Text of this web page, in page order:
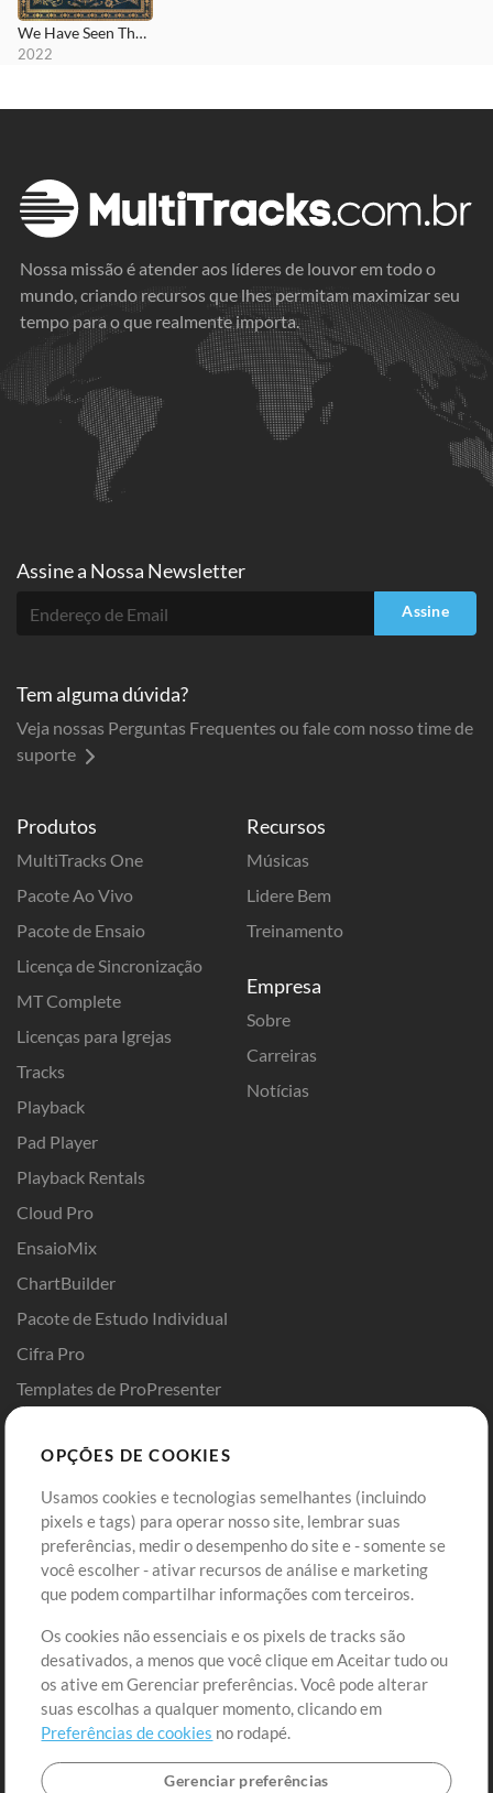
We Have Seen The Light
2022
Nossa missão é atender aos líderes de louvor em todo o
mundo, criando recursos que lhes permitam maximizar seu
tempo para o que realmente importa.
Produtos
MultiTracks One
Pacote Ao Vivo
Pacote de Ensaio
Licença de Sincronização
MT Complete
Licenças para Igrejas
Tracks
Playback
Pad Player
Playback Rentals
Cloud Pro
EnsaioMix
ChartBuilder
Pacote de Estudo Individual
Cifra Pro
Templates de ProPresenter
Recursos
Músicas
Lidere Bem
Treinamento
Empresa
Sobre
Carreiras
Notícias
Comprar Créditos
Conteúdo Grátis
Solicite uma Música
Extras
Sessões
Envie seu conteúdo
Playlist
MT Conference
Entre
Cadastre-se
Ir ao carrinho
Assine a Nossa Newsletter
Assine
Tem alguma dúvida?
Veja nossas Perguntas Frequentes ou fale com nosso time de
suporte
OPÇÕES DE COOKIES
Usamos cookies e tecnologias semelhantes (incluindo
pixels e tags) para operar nosso site, lembrar suas
preferências, medir o desempenho do site e - somente se
você escolher - ativar recursos de análise e marketing
que podem compartilhar informações com terceiros.
Os cookies não essenciais e os pixels de tracks são
desativados, a menos que você clique em Aceitar tudo ou
os ative em Gerenciar preferências. Você pode alterar
suas escolhas a qualquer momento, clicando em
Preferências de cookies no rodapé.
Gerenciar preferências